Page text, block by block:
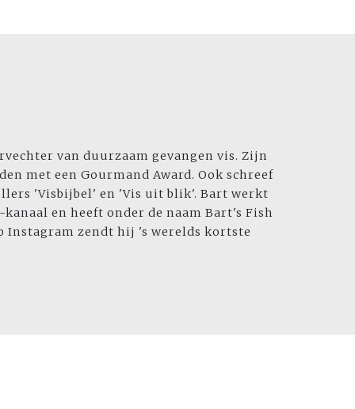
van duurzaam gevangen vis. Zijn
met een Gourmand Award. Ook schreef
'Visbijbel' en 'Vis uit blik'. Bart werkt
en heeft onder de naam Bart's Fish
Instagram zendt hij 's werelds kortste